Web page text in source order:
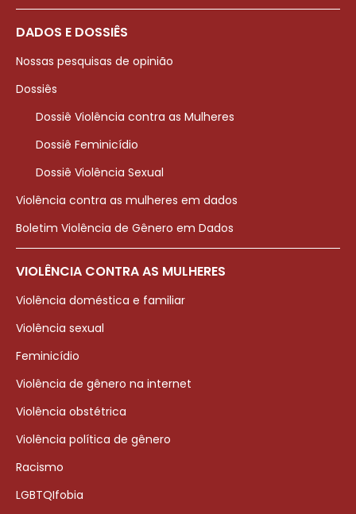
DADOS E DOSSIÊS
Nossas pesquisas de opinião
Dossiês
Dossiê Violência contra as Mulheres
Dossiê Feminicídio
Dossiê Violência Sexual
Violência contra as mulheres em dados
Boletim Violência de Gênero em Dados
VIOLÊNCIA CONTRA AS MULHERES
Violência doméstica e familiar
Violência sexual
Feminicídio
Violência de gênero na internet
Violência obstétrica
Violência política de gênero
Racismo
LGBTQIfobia